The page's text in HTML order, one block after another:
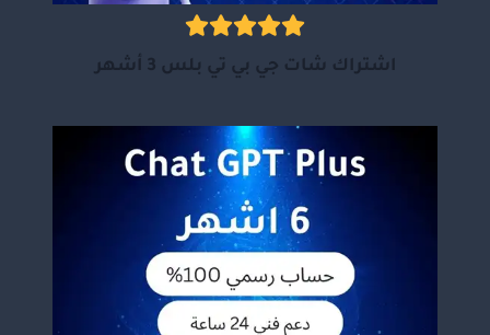
اشتراك شات جي بي تي بلس 3 أشهر